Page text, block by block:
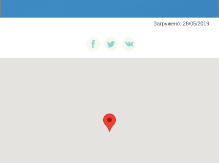
Загружено: 28/05/2019